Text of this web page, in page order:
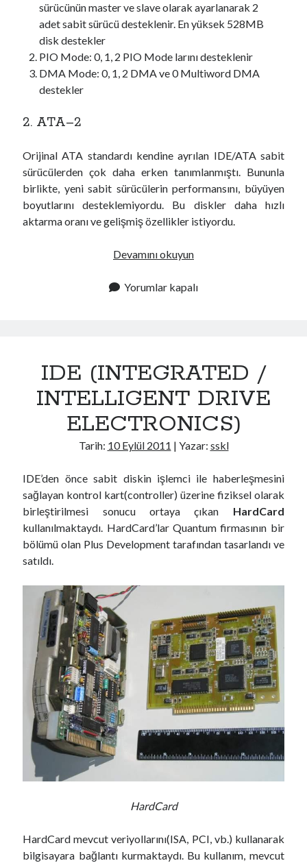
sürücünün master ve slave olarak ayarlanarak 2
adet sabit sürücü desteklenir. En yüksek 528MB
disk destekler
PIO Mode: 0, 1, 2 PIO Mode larını desteklenir
DMA Mode: 0, 1, 2 DMA ve 0 Multiword DMA
destekler
2. ATA–2
Orijinal ATA standardı kendine ayrılan IDE/ATA sabit
sürücülerden çok daha erken tanımlanmıştı. Bununla
birlikte, yeni sabit sürücülerin performansını, büyüyen
boyutlarını desteklemiyordu. Bu diskler daha hızlı
aktarma oranı ve gelişmiş özellikler istiyordu.
Devamını okuyunA
A
a
c
e
d
T
c
h
n
o
l
g
A
t
t
a
c
h
m
e
t
)
Yorumlar kapalı
IDE (INTEGRATED /
INTELLIGENT DRIVE
ELECTRONICS)
Tarih: 10 Eylül 2011 | Yazar: sskl
IDE’den önce sabit diskin işlemci ile haberleşmesini
sağlayan kontrol kart(controller) üzerine fiziksel olarak
birleştirilmesi sonucu ortaya çıkan HardCard
kullanılmaktaydı. HardCard’lar Quantum firmasının bir
bölümü olan Plus Development tarafından tasarlandı ve
satıldı.
HardCard
HardCard mevcut veriyollarını(ISA, PCI, vb.) kullanarak
bilgisayara bağlantı kurmaktaydı. Bu kullanım, mevcut